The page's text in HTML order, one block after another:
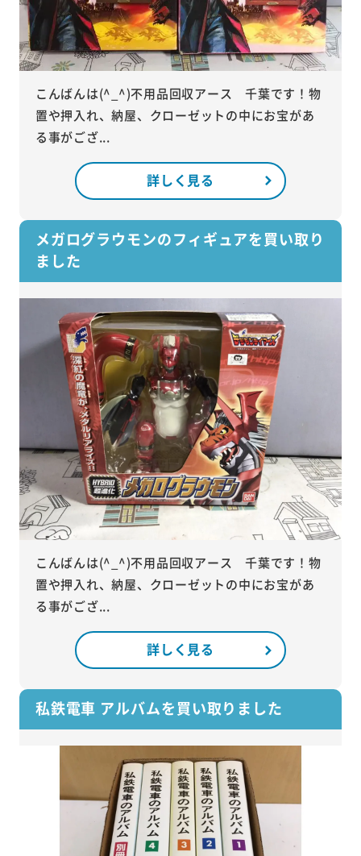
こんばんは(^_^)不用品回収アース 千葉です！物
置や押入れ、納屋、クローゼットの中にお宝があ
る事がござ...
詳しく見る
メガログラウモンのフィギュアを買い取り
ました
こんばんは(^_^)不用品回収アース 千葉です！物
置や押入れ、納屋、クローゼットの中にお宝があ
る事がござ...
詳しく見る
私鉄電車 アルバムを買い取りました